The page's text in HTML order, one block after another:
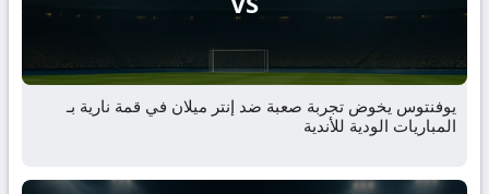
يوفنتوس يخوض تجربة صعبة ضد إنتر ميلان في قمة نارية بـ
المباريات الودية للأندية